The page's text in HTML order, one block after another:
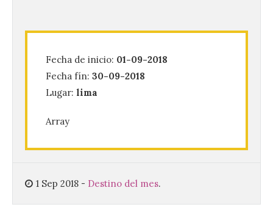
Fecha de inicio: 01-09-2018
Fecha fín: 30-09-2018
Lugar: lima
Array
1 Sep 2018 - Destino del mes.
Pontificia de Salamanca
inéditas, destinadas a coro, con un
premio de 3.000 euros. Las candidaturas
podrán presentarse hasta el 30 de
noviembre. La Universidad, a […]
un contingente
forestales en el País